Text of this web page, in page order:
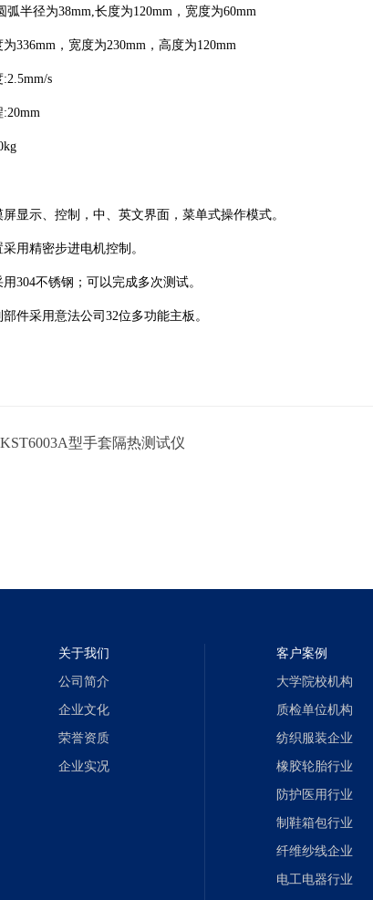
弧半径为38mm,长度为120mm，宽度为60mm
336mm，宽度为230mm，高度为120mm
s
屏显示、控制，中、英文界面，菜单式操作模式。
用精密步进电机控制。
304不锈钢；可以完成多次测试。
部件采用意法公司32位多功能主板。
KST6003A型手套隔热测试仪
关于我们
公司简介
企业文化
荣誉资质
企业实况
客户案例
大学院校机构
质检单位机构
纺织服装企业
橡胶轮胎行业
防护医用行业
制鞋箱包行业
纤维纱线企业
电工电器行业